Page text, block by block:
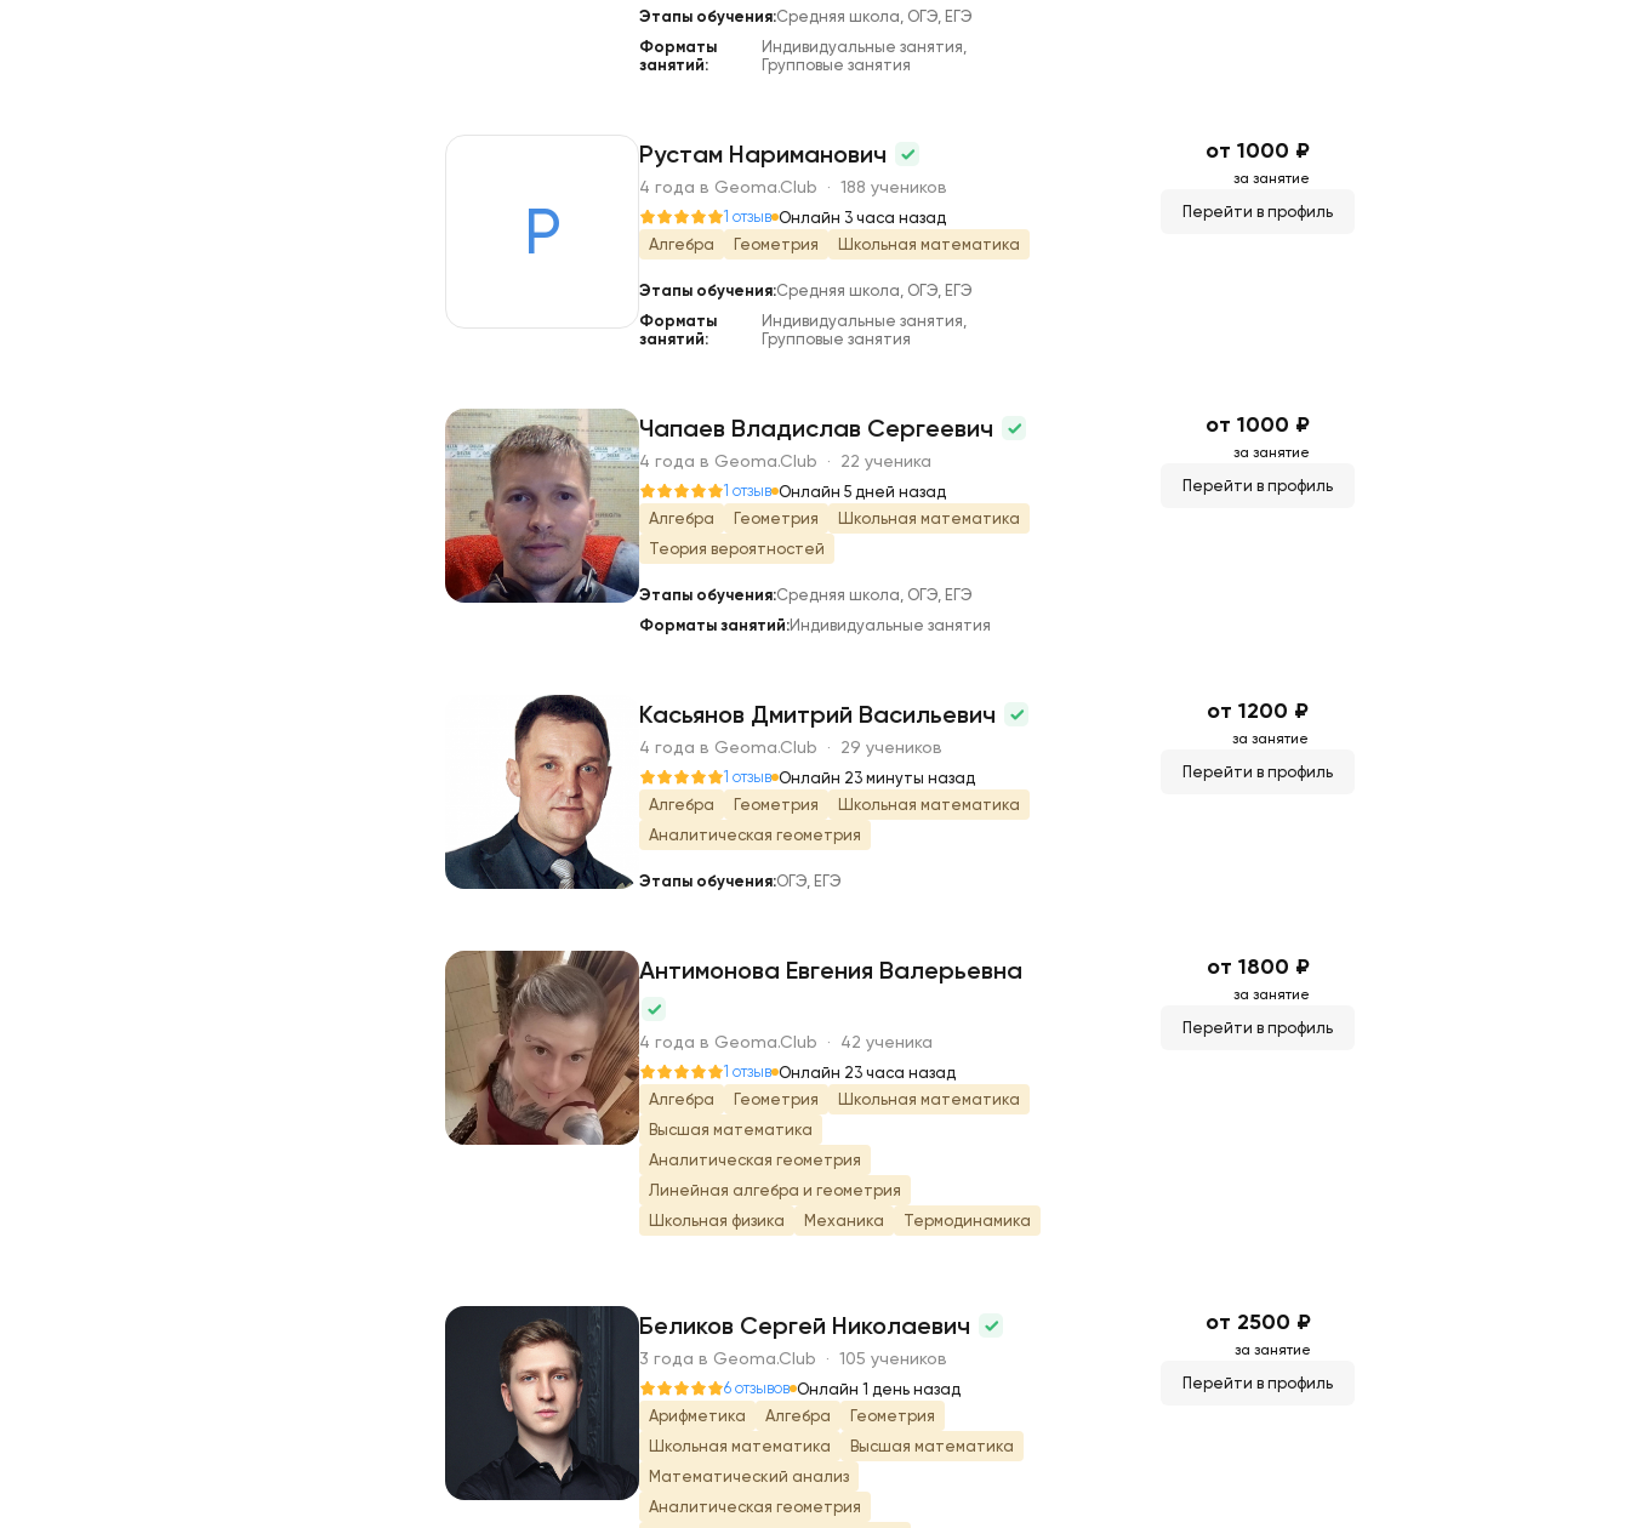
Этапы обучения:Средняя школа, ОГЭ, ЕГЭ
Форматы
занятий:
Индивидуальные занятия,
Групповые занятия
Р
Рустам Нариманович
4 года в Geoma.Club · 188 учеников
1 отзыв Онлайн 3 часа назад
Алгебра
Геометрия Школьная математика
Этапы обучения:Средняя школа, ОГЭ, ЕГЭ
Форматы
занятий:
Индивидуальные занятия,
Групповые занятия
от 1000 ₽
за занятие
Перейти в профиль
Ч
Чапаев Владислав Сергеевич
4 года в Geoma.Club · 22 ученика
1 отзыв Онлайн 5 дней назад
Алгебра
Геометрия
Школьная математика
Теория вероятностей
Этапы обучения:Средняя школа, ОГЭ, ЕГЭ
Форматы занятий:Индивидуальные занятия
от 1000 ₽
за занятие
Перейти в профиль
К
Касьянов Дмитрий Васильевич
4 года в Geoma.Club · 29 учеников
1 отзыв Онлайн 23 минуты назад
Алгебра
Геометрия
Школьная математика
Аналитическая геометрия
Этапы обучения:ОГЭ, ЕГЭ
от 1200 ₽
за занятие
Перейти в профиль
А
Антимонова Евгения Валерьевна
4 года в Geoma.Club · 42 ученика
1 отзыв Онлайн 23 часа назад
Алгебра
Геометрия
Школьная математика
Высшая математика
Аналитическая геометрия
Линейная алгебра и геометрия
Школьная физика
Механика Термодинамика
от 1800 ₽
за занятие
Перейти в профиль
Б
Беликов Сергей Николаевич
3 года в Geoma.Club · 105 учеников
6 отзывов Онлайн 1 день назад
Арифметика
Алгебра
Геометрия
Школьная математика
Высшая математика
Математический анализ
Аналитическая геометрия
от 2500 ₽
за занятие
Перейти в профиль